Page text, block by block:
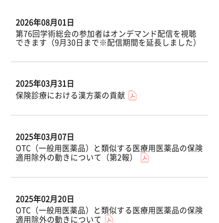
2026年08月01日
第76回学術総会の参加者はオンデマンド配信を視聴
できます（9月30日まで※配信期間を延長しました）
2025年03月31日
保険診療における漢方薬の貢献
2025年03月07日
OTC（一般用医薬品）と類似する医療用医薬品の保険
適用除外の動きについて（第2報）
2025年02月20日
OTC（一般用医薬品）と類似する医療用医薬品の保険
適用除外の動きについて